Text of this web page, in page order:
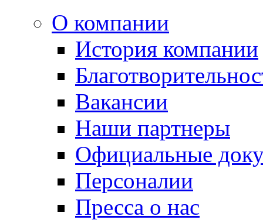
О компании
История компании
Вакансии
Наши партнеры
Официальные
Персоналии
Пресса о нас